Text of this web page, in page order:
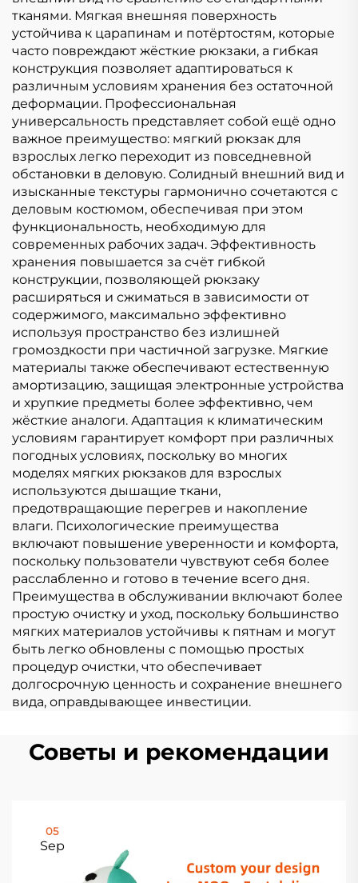
тканями. Мягкая внешняя поверхность
устойчива к царапинам и потёртостям, которые
часто повреждают жёсткие рюкзаки, а гибкая
конструкция позволяет адаптироваться к
различным условиям хранения без остаточной
деформации. Профессиональная
универсальность представляет собой ещё одно
важное преимущество: мягкий рюкзак для
взрослых легко переходит из повседневной
обстановки в деловую. Солидный внешний вид и
изысканные текстуры гармонично сочетаются с
деловым костюмом, обеспечивая при этом
функциональность, необходимую для
современных рабочих задач. Эффективность
хранения повышается за счёт гибкой
конструкции, позволяющей рюкзаку
расширяться и сжиматься в зависимости от
содержимого, максимально эффективно
используя пространство без излишней
громоздкости при частичной загрузке. Мягкие
материалы также обеспечивают естественную
амортизацию, защищая электронные устройства
и хрупкие предметы более эффективно, чем
жёсткие аналоги. Адаптация к климатическим
условиям гарантирует комфорт при различных
погодных условиях, поскольку во многих
моделях мягких рюкзаков для взрослых
используются дышащие ткани,
предотвращающие перегрев и накопление
влаги. Психологические преимущества
включают повышение уверенности и комфорта,
поскольку пользователи чувствуют себя более
расслабленно и готово в течение всего дня.
Преимущества в обслуживании включают более
простую очистку и уход, поскольку большинство
мягких материалов устойчивы к пятнам и могут
быть легко обновлены с помощью простых
процедур очистки, что обеспечивает
долгосрочную ценность и сохранение внешнего
вида, оправдывающее инвестиции.
Советы и рекомендации
05
Sep